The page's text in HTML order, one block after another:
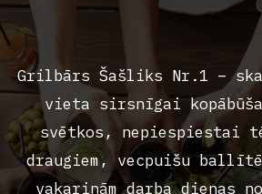
Grilbārs Šašliks Nr.1 ​​–
vieta sirsnīgai
svētkos, nepiespiestai
draugiem, vecpuišu
vakariņām darba dienas